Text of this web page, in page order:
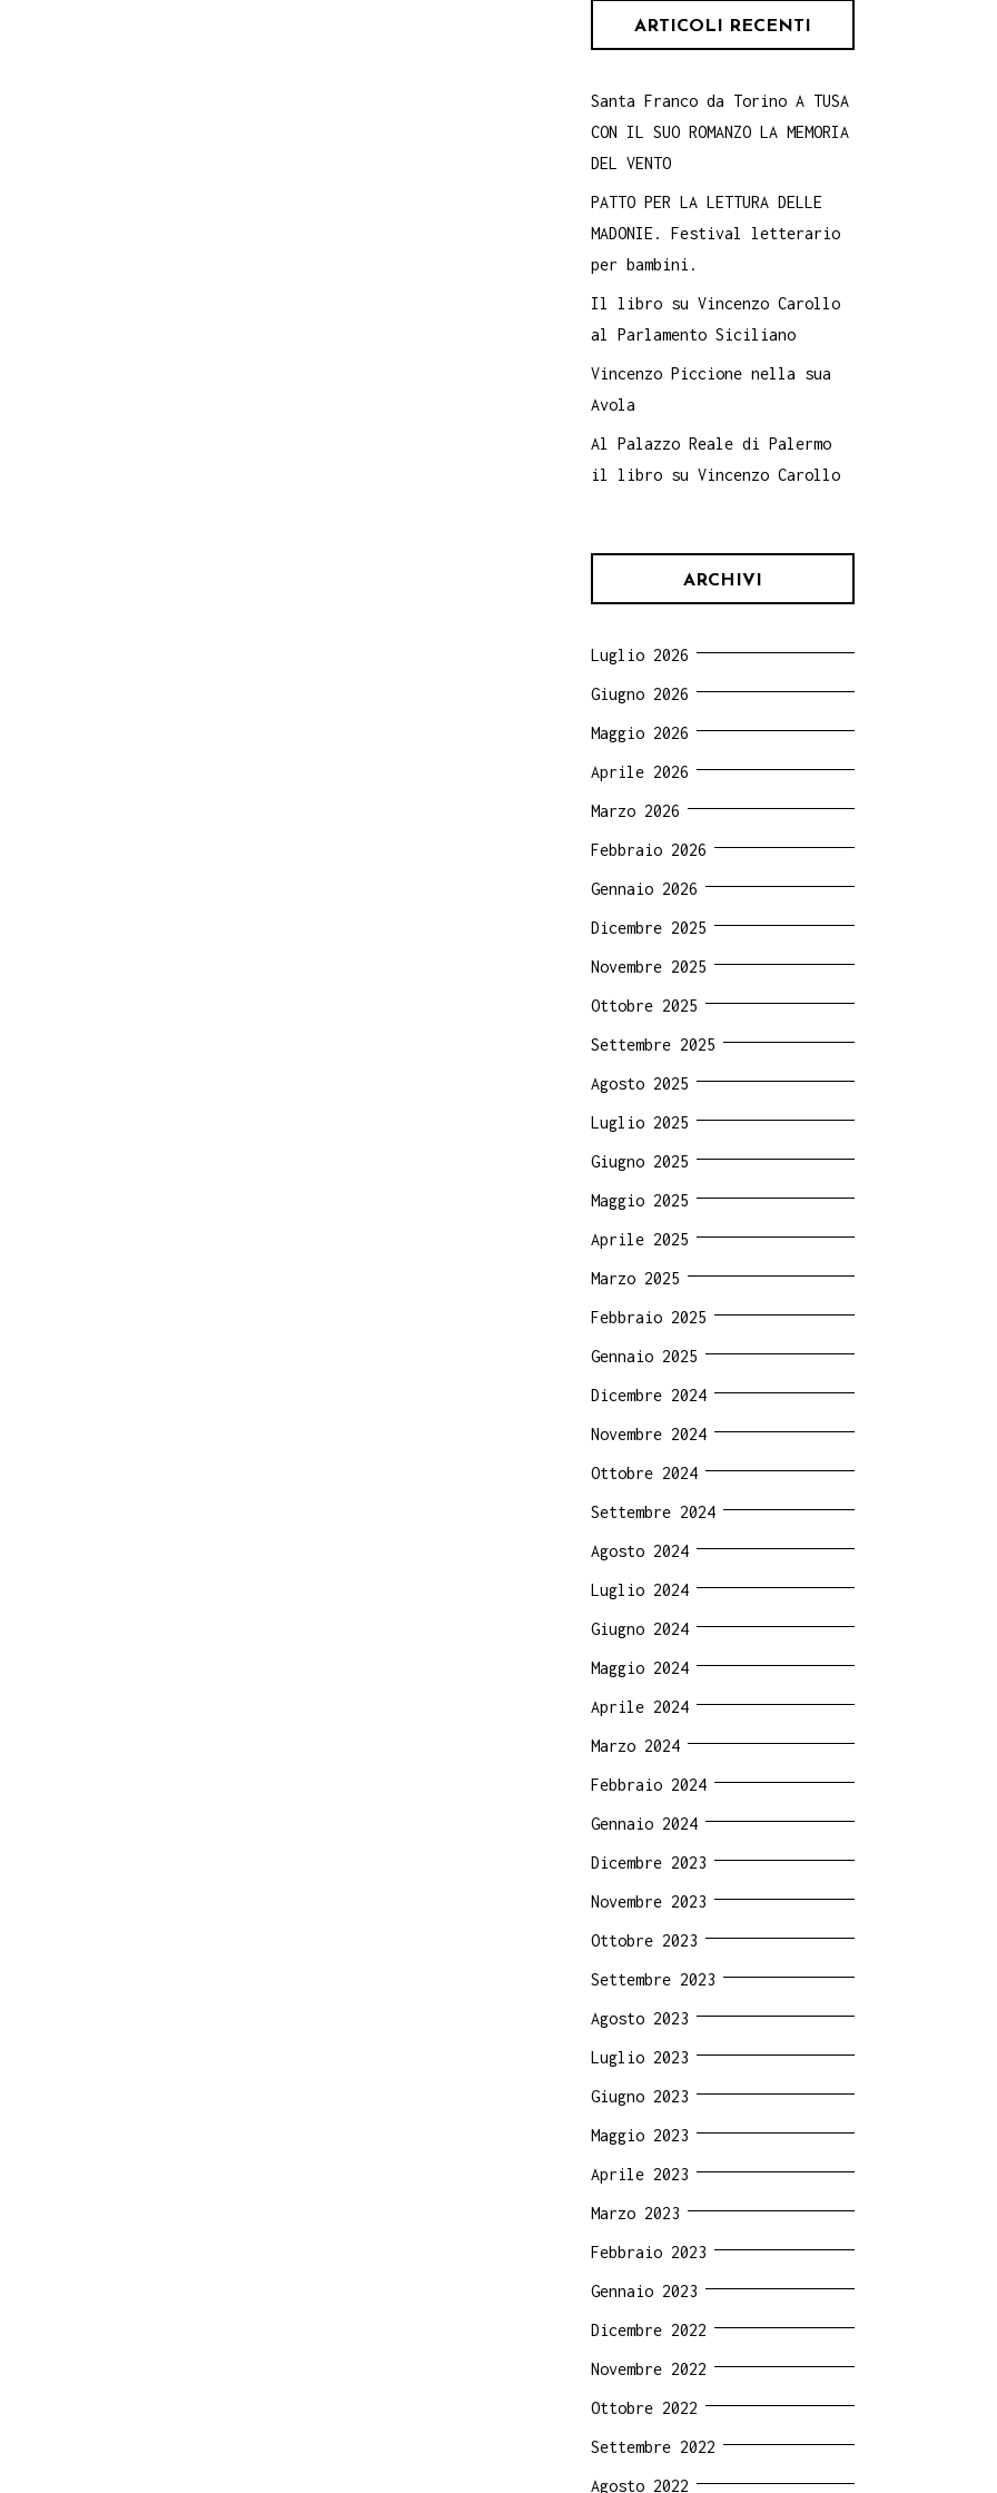
ARTICOLI RECENTI
Santa Franco da Torino A TUSA
CON IL SUO ROMANZO LA MEMORIA
DEL VENTO
PATTO PER LA LETTURA DELLE
MADONIE. Festival letterario
per bambini.
Il libro su Vincenzo Carollo
al Parlamento Siciliano
Vincenzo Piccione nella sua
Avola
Al Palazzo Reale di Palermo
il libro su Vincenzo Carollo
ARCHIVI
Luglio 2026
Giugno 2026
Maggio 2026
Aprile 2026
Marzo 2026
Febbraio 2026
Gennaio 2026
Dicembre 2025
Novembre 2025
Ottobre 2025
Settembre 2025
Agosto 2025
Luglio 2025
Giugno 2025
Maggio 2025
Aprile 2025
Marzo 2025
Febbraio 2025
Gennaio 2025
Dicembre 2024
Novembre 2024
Ottobre 2024
Settembre 2024
Agosto 2024
Luglio 2024
Giugno 2024
Maggio 2024
Aprile 2024
Marzo 2024
Febbraio 2024
Gennaio 2024
Dicembre 2023
Novembre 2023
Ottobre 2023
Settembre 2023
Agosto 2023
Luglio 2023
Giugno 2023
Maggio 2023
Aprile 2023
Marzo 2023
Febbraio 2023
Gennaio 2023
Dicembre 2022
Novembre 2022
Ottobre 2022
Settembre 2022
Agosto 2022